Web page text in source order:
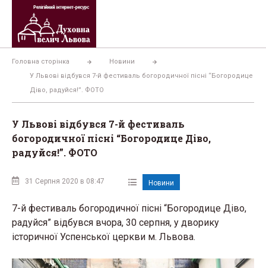
Перейти
вмісту
Головна сторінка
Новини
У Львові відбувся 7-й фестиваль богородичної пісні “Богородице
Діво, радуйся!”. ФОТО
У Львові відбувся 7-й фестиваль
богородичної пісні “Богородице Діво,
радуйся!”. ФОТО
31 Серпня 2020 в 08:47 Новини
7-й фестиваль богородичної пісні “Богородице Діво,
радуйся” відбувся вчора, 30 серпня, у дворику
історичної Успенської церкви м. Львова.